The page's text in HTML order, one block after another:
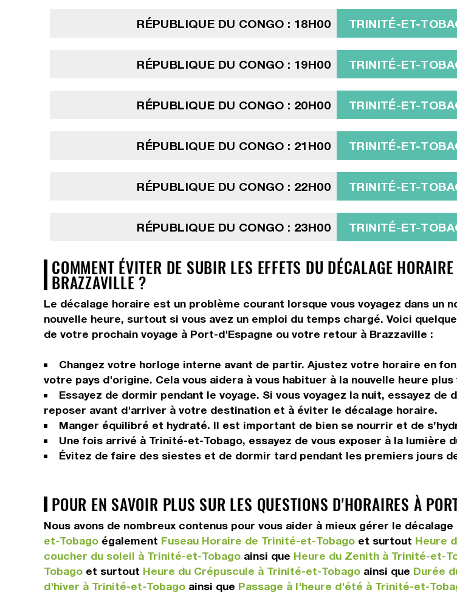
RÉPUBLIQUE DU CONGO : 18H00 TRINITÉ-ET-
RÉPUBLIQUE DU CONGO : 19H00 TRINITÉ-ET-
RÉPUBLIQUE DU CONGO : 20H00 TRINITÉ-ET-
RÉPUBLIQUE DU CONGO : 21H00 TRINITÉ-ET-
RÉPUBLIQUE DU CONGO : 22H00 TRINITÉ-ET-
RÉPUBLIQUE DU CONGO : 23H00 TRINITÉ-ET-
COMMENT ÉVITER DE SUBIR LES EFFETS DU DÉCALAGE
BRAZZAVILLE ?
Le décalage horaire est un problème courant lorsque vous voyagez dans un
nouvelle heure, surtout si vous avez un emploi du temps chargé. Voici
de votre prochain voyage à Port-d'Espagne ou votre retour à Brazzaville :
Changez votre horloge interne avant de partir. Ajustez votre horaire en
votre pays d'origine. Cela vous aidera à vous habituer à la nouvelle heure
Essayez de dormir pendant le voyage. Si vous voyagez la nuit, essayez
reposer avant d'arriver à votre destination et à éviter le décalage horaire.
Manger équilibré et hydraté. Il est important de bien se nourrir et de
Une fois arrivé à Trinité-et-Tobago, essayez de vous exposer à la lumière
Évitez de faire des siestes et de dormir tard pendant les premiers jours
POUR EN SAVOIR PLUS SUR LES QUESTIONS D'HORAIRES À
Nous avons de nombreux contenus pour vous aider à mieux gérer le
et-Tobago également Fuseau Horaire de Trinité-et-Tobago et surtout Heure
coucher du soleil à Trinité-et-Tobago ainsi que Heure du Zenith à Trinité-et-
Tobago et surtout Heure du Crépuscule à Trinité-et-Tobago ainsi que Durée
d'hiver à Trinité-et-Tobago ainsi que Passage à l'heure d'été à Trinité-et-